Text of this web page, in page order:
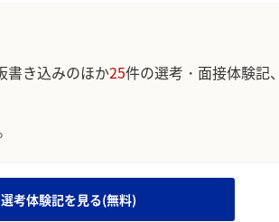
書き込みのほか25件の選考・面接体験記、
選考体験記を見る(無料)